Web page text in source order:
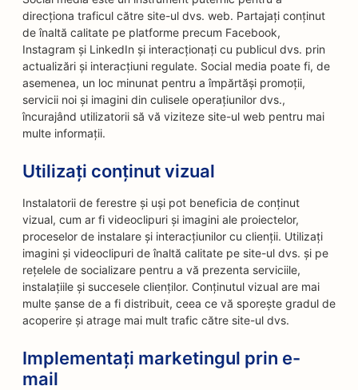
direcționa traficul către site-ul dvs. web. Partajați conținut
de înaltă calitate pe platforme precum Facebook,
Instagram și LinkedIn și interacționați cu publicul dvs. prin
actualizări și interacțiuni regulate. Social media poate fi, de
asemenea, un loc minunat pentru a împărtăși promoții,
servicii noi și imagini din culisele operațiunilor dvs.,
încurajând utilizatorii să vă viziteze site-ul web pentru mai
multe informații.
Utilizați conținut vizual
Instalatorii de ferestre și uși pot beneficia de conținut
vizual, cum ar fi videoclipuri și imagini ale proiectelor,
proceselor de instalare și interacțiunilor cu clienții. Utilizați
imagini și videoclipuri de înaltă calitate pe site-ul dvs. și pe
rețelele de socializare pentru a vă prezenta serviciile,
instalațiile și succesele clienților. Conținutul vizual are mai
multe șanse de a fi distribuit, ceea ce vă sporește gradul de
acoperire și atrage mai mult trafic către site-ul dvs.
Implementați marketingul prin e-
mail